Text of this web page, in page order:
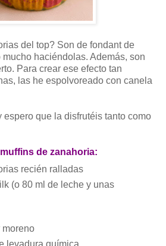
del top? Son de fondant de
haciéndolas. Además, son
Para crear ese efecto tan
las he espolvoreado con canela
espero que la disfrutéis tanto como
de zanahoria:
recién ralladas
(o 80 ml de leche y unas
moreno
levadura química